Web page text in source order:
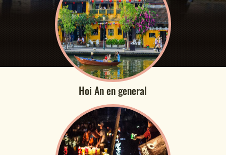
Hoi An en general